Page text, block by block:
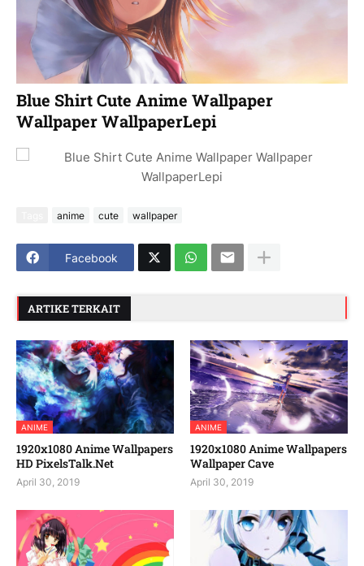
Blue Shirt Cute Anime Wallpaper
Wallpaper WallpaperLepi
anime cute wallpaper
Facebook
ARTIKE TERKAIT
ANIME
1920x1080 Anime Wallpapers
HD PixelsTalk.Net
April 30, 2019
ANIME
1920x1080 Anime Wallpapers
Wallpaper Cave
April 30, 2019